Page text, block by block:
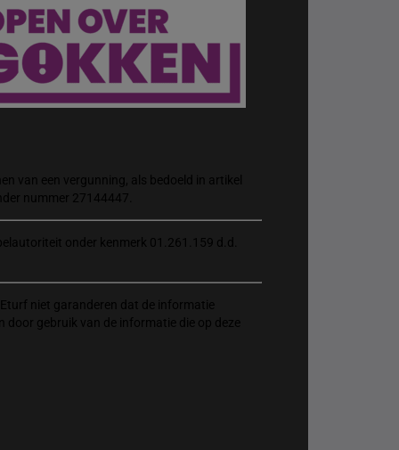
van een vergunning, als bedoeld in artikel
nummer 27144447.
onder kenmerk 01.261.159 d.d.
niet garanderen dat de informatie
gebruik van de informatie die op deze